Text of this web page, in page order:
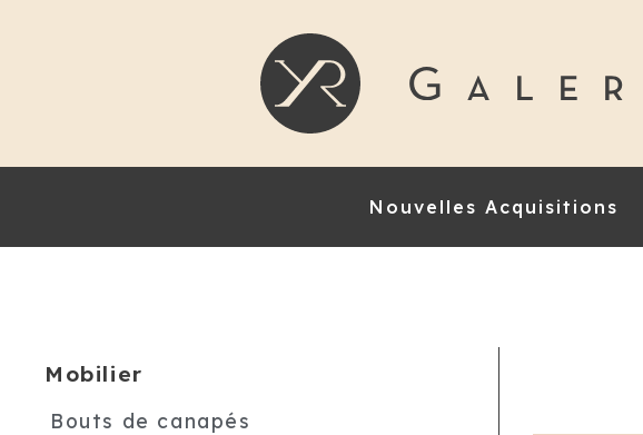
Nouvelles Acquisitions
Mobilier
Bouts de canapés